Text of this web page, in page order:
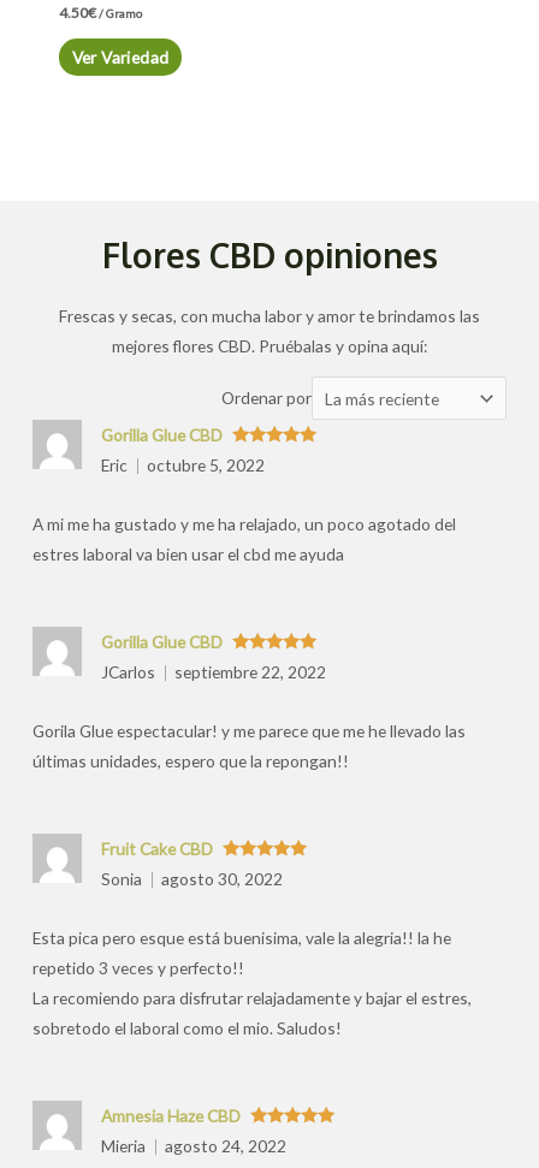
4.50€/ Gramo
Ver Variedad
Flores CBD opiniones
Frescas y secas, con mucha labor y amor te brindamos las
mejores flores CBD. Pruébalas y opina aquí:
Ordenar por Ordenar
las
Valorado
con
Gorilla Glue CBD
Eric
octubre 5, 2022
A mi me ha gustado y me ha relajado, un poco agotado del
estres laboral va bien usar el cbd me ayuda
Valorado
con5de 5
Gorilla Glue CBD
JCarlos
septiembre 22, 2022
Gorila Glue espectacular! y me parece que me he llevado las
últimas unidades, espero que la repongan!!
Valorado
con5de 5
Fruit Cake CBD
Sonia
agosto 30, 2022
Esta pica pero esque está buenisima, vale la alegria!! la he
repetido 3 veces y perfecto!!
La recomiendo para disfrutar relajadamente y bajar el estres,
sobretodo el laboral como el mio. Saludos!
Valorado
con5
Amnesia Haze CBD
Mieria
agosto 24, 2022